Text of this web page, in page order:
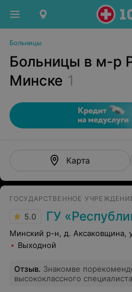
Больницы
Больницы в м-р
Минске 1
Карта
ГОСУДАРСТВЕННОЕ
5.0 ГУ «Республиканский научно-практический центр
Минский р-н, д. Аксаковщина,
Выходной
Отзыв. Знакомве
высококлассного